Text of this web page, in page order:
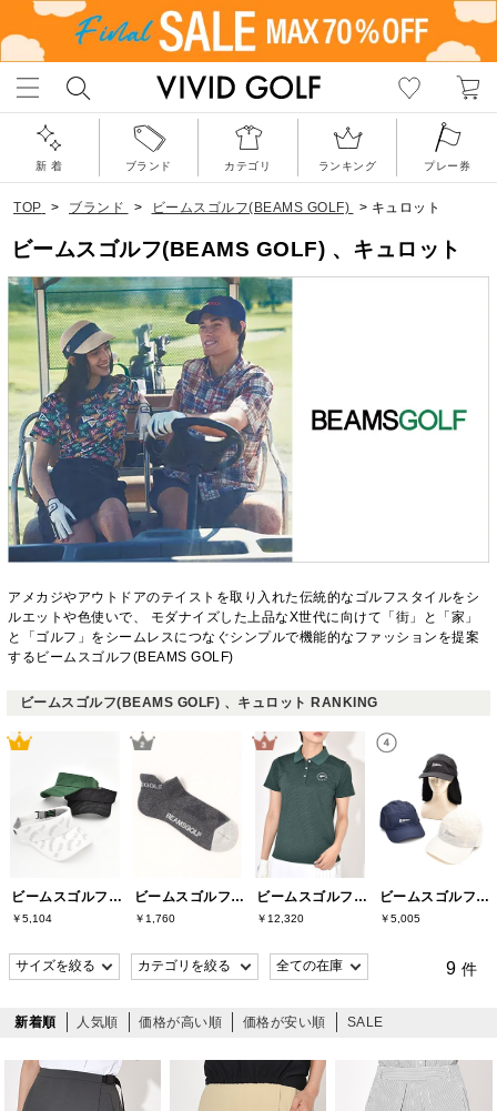
新 着 ブランド カテゴリ ランキング プレー券
TOP > ブランド > ビームスゴルフ(BEAMS GOLF) > キュロット
ビームスゴルフ(BEAMS GOLF) 、キュロット
アメカジやアウトドアのテイストを取り入れた伝統的なゴルフスタイルをシ
ルエットや色使いで、 モダナイズした上品なX世代に向けて「街」と「家」
と「ゴルフ」をシームレスにつなぐシンプルで機能的なファッションを提案
するビームスゴルフ(BEAMS GOLF)
ビームスゴルフ(BEAMS GOLF) 、キュロット RANKING
ビームスゴルフ(BEAMS GOLF)
￥5,104
ビームスゴルフ(BEAMS GOLF)
￥1,760
ビームスゴルフ(BEAMS GOLF)
￥12,320
ビームスゴルフ(BEAMS GOLF)
￥5,005
9 件
新着順 人気順 価格が高い順 価格が安い順 SALE